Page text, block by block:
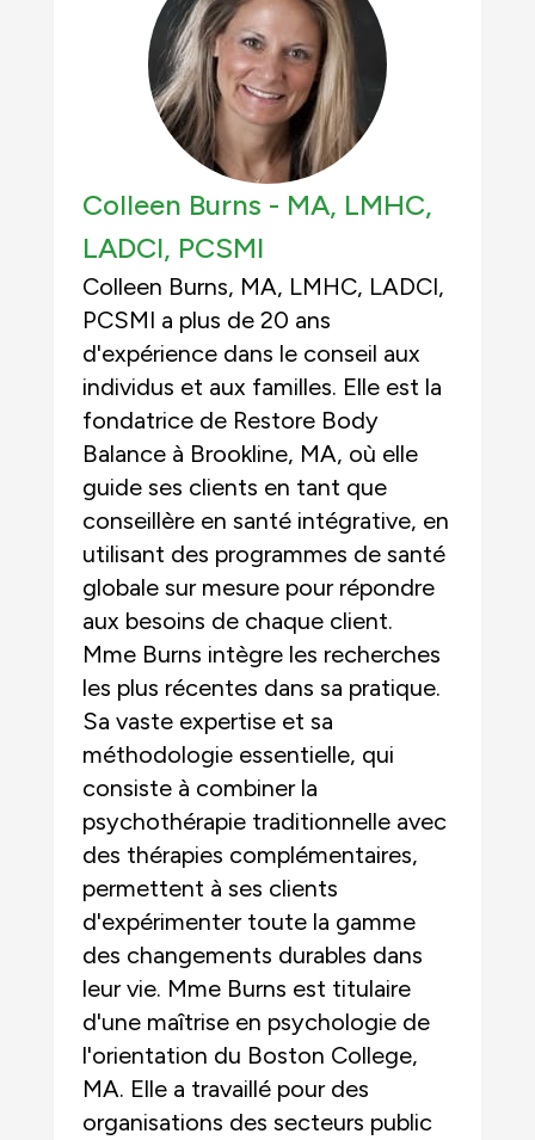
Colleen Burns - MA, LMHC,
LADCI, PCSMI
Colleen Burns, MA, LMHC, LADCI,
PCSMI a plus de 20 ans
d'expérience dans le conseil aux
individus et aux familles. Elle est la
fondatrice de Restore Body
Balance à Brookline, MA, où elle
guide ses clients en tant que
conseillère en santé intégrative, en
utilisant des programmes de santé
globale sur mesure pour répondre
aux besoins de chaque client.
Mme Burns intègre les recherches
les plus récentes dans sa pratique.
Sa vaste expertise et sa
méthodologie essentielle, qui
consiste à combiner la
psychothérapie traditionnelle avec
des thérapies complémentaires,
permettent à ses clients
d'expérimenter toute la gamme
des changements durables dans
leur vie. Mme Burns est titulaire
d'une maîtrise en psychologie de
l'orientation du Boston College,
MA. Elle a travaillé pour des
organisations des secteurs public